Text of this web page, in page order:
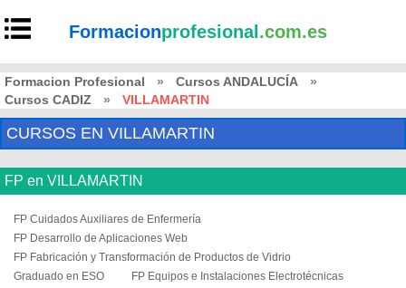
Formacionprofesional .com.es
Formacion Profesional » Cursos ANDALUCÍA
»
Cursos CADIZ
» VILLAMARTIN
CURSOS EN VILLAMARTIN
FP en VILLAMARTIN
FP Cuidados Auxiliares de Enfermería
FP Desarrollo de Aplicaciones Web
FP Fabricación y Transformación de Productos de Vidrio
Graduado en ESO
FP Equipos e Instalaciones Electrotécnicas